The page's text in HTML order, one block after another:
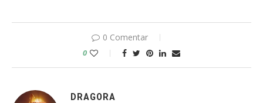
0 Comentar
0
DRAGORA